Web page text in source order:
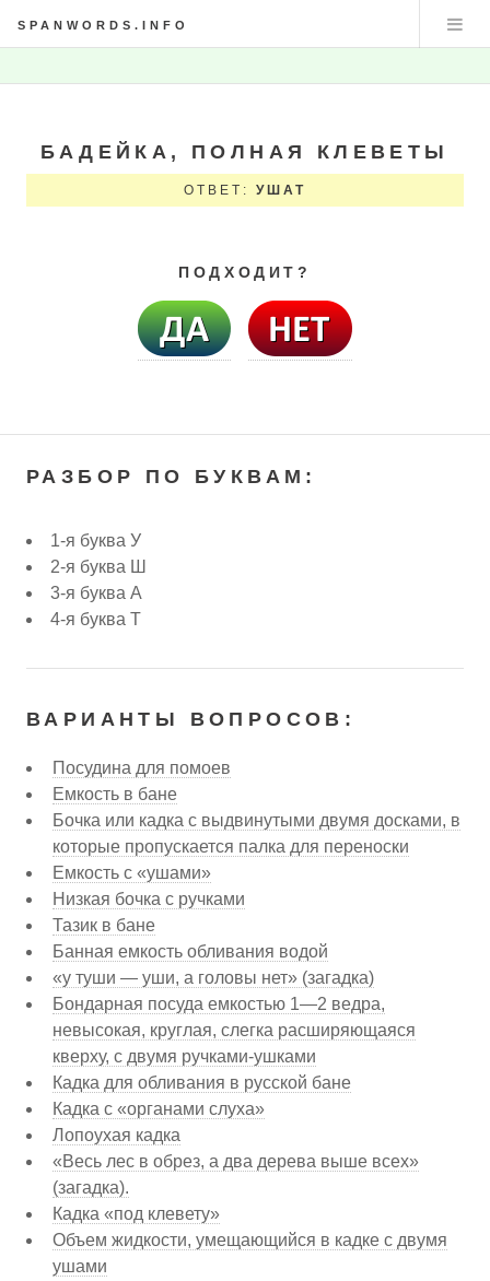
SPANWORDS.INFO
БАДЕЙКА, ПОЛНАЯ КЛЕВЕТЫ
ОТВЕТ:УШАТ
ПОДХОДИТ?
РАЗБОР ПО БУКВАМ:
1-я буква У
2-я буква Ш
3-я буква А
4-я буква Т
ВАРИАНТЫ ВОПРОСОВ:
Посудина для помоев
Емкость в бане
Бочка или кадка с выдвинутыми двумя досками, в
которые пропускается палка для переноски
Емкость с «ушами»
Низкая бочка с ручками
Тазик в бане
Банная емкость обливания водой
«у туши — уши, а головы нет» (загадка)
Бондарная посуда емкостью 1—2 ведра,
невысокая, круглая, слегка расширяющаяся
кверху, с двумя ручками-ушками
Кадка для обливания в русской бане
Кадка с «органами слуха»
Лопоухая кадка
«Весь лес в обрез, а два дерева выше всех»
(загадка).
Кадка «под клевету»
Объем жидкости, умещающийся в кадке с двумя
ушами